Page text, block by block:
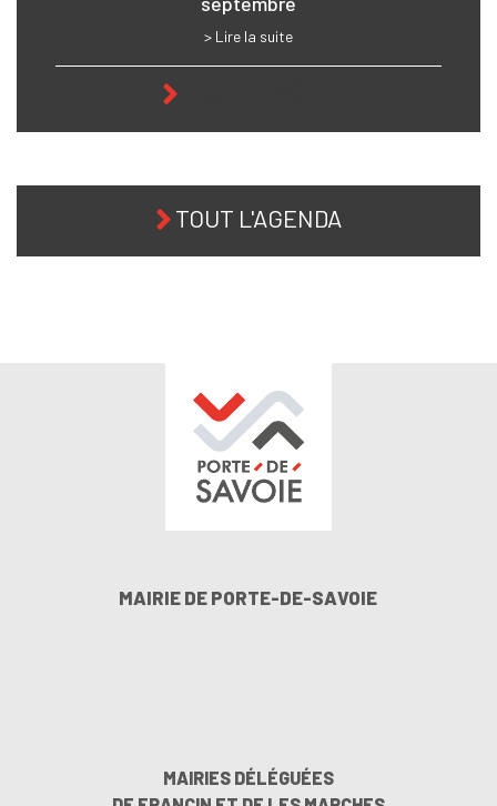
> Lire la suite
TOUT L'AGENDA
MAIRIE DE PORTE-DE-SAVOIE
MAIRIES DÉLÉGUÉES